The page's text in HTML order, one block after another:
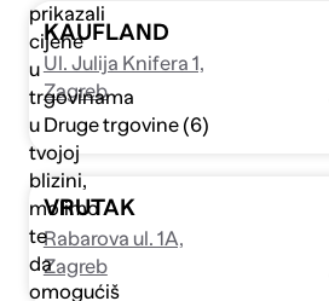
prikazali
cijene
u
trgovinama
u
tvojoj
blizini,
molimo
te
da
omogućiš
Pošalji
KAUFLAND
Ul. Julija Knifera 1,
Zagreb
Druge trgovine (6)
VRUTAK
Rabarova ul. 1A,
Zagreb